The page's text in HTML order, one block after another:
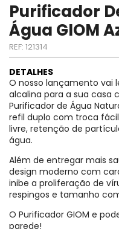
Purificador
Água GIOM
REF: 121314
DETALHES
O nosso lançamento vai
alcalina para a sua casa
Purificador de Água
refil duplo com troca
livre, retenção de
água.
Além de entregar mais
design moderno com
inibe a proliferação de
respingos e tamanho
O Purificador GIOM e
parede!